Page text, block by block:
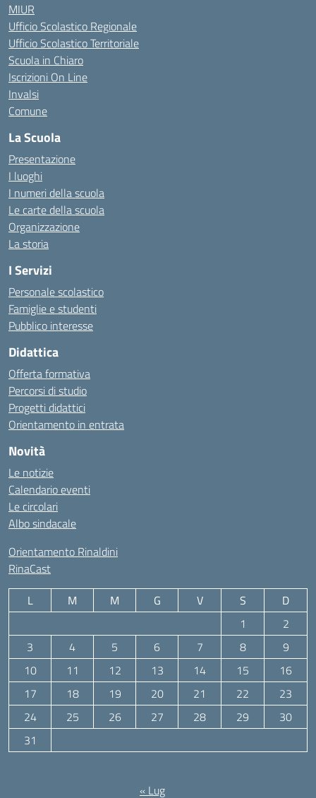
MIUR
Ufficio Scolastico Regionale
Ufficio Scolastico Territoriale
Scuola in Chiaro
Iscrizioni On Line
Invalsi
Comune
La Scuola
Presentazione
I luoghi
I numeri della scuola
Le carte della scuola
Organizzazione
La storia
I Servizi
Personale scolastico
Famiglie e studenti
Pubblico interesse
Didattica
Offerta formativa
Percorsi di studio
Progetti didattici
Orientamento in entrata
Novità
Le notizie
Calendario eventi
Le circolari
Albo sindacale
Orientamento Rinaldini
RinaCast
L M M G V S
D
1
2
3
4 5 6 7 8
9
10
11 12 13 14 15
16
17
18 19 20 21 22
23
24
25 26 27 28 29
30
31
« Lug